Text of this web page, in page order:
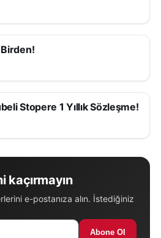
Stopere 1 Yıllık Sözleşme!
kaçırmayın
e-postanıza alın. İstediğiniz
Abone Ol